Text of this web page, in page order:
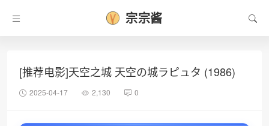
❄
宗宗酱
[推荐电影]天空之城 天空の城ラピュタ (1986)
2025-04-17 2,130 0